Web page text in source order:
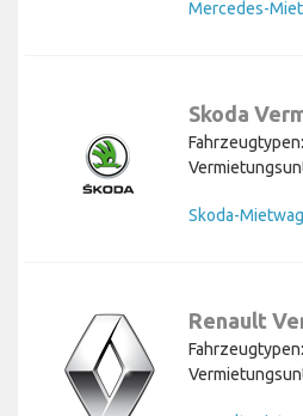
Mercedes-
Skoda
Skoda-
Renault